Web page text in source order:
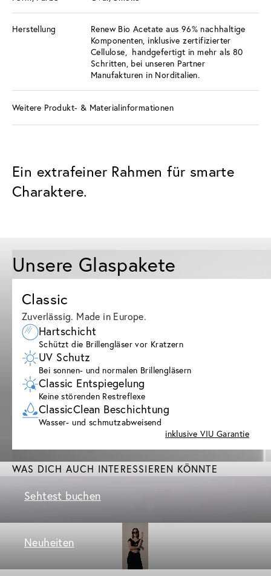
Herstellung
Renew Bio Acetate aus 96% nachhaltige
Komponenten, inklusive zertifizierter
Cellulose, handgefertigt in mehr als 80
Schritten, bei unseren Partner
Manufakturen in Norditalien.
Weitere Produkt- & Materialinformationen
Ein extrafeiner Rahmen für smarte
Charaktere.
Unsere Glaspakete
Classic
Zuverlässig. Made in Europe.
Hartschicht
Schützt die Brillengläser vor Kratzern
UV Schutz
Bei sonnen- und normalen Brillengläsern
Classic Entspiegelung
Keine störenden Restreflexe
ClassicClean Beschichtung
Wasser- und schmutzabweisend
inklusive VIU Garantie
WAS DICH AUCH INTERESSIEREN KÖNNTE
Sehtest buchen
Neuheiten